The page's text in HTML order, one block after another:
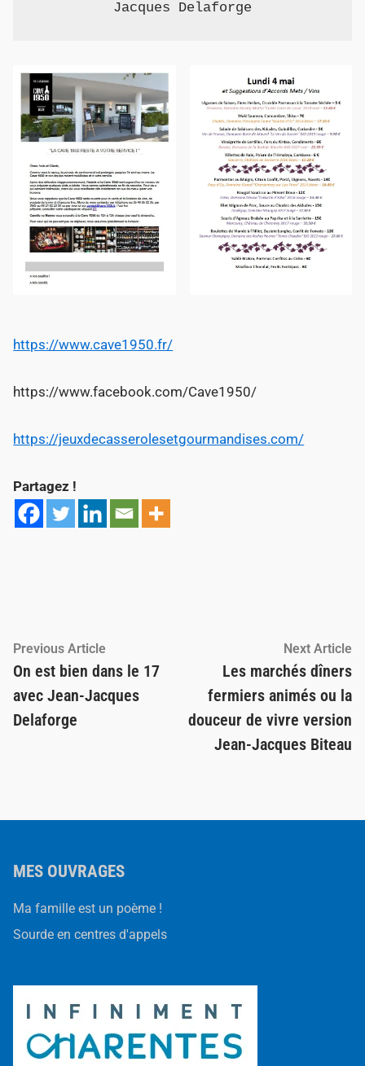
Jacques Delaforge
https://www.cave1950.fr/
https://www.facebook.com/Cave1950/
https://jeuxdecasserolesetgourmandises.com/
Partagez !
Navigation
de
l’article
Previous Article
article:
On est bien dans le 17
avec Jean-Jacques
Delaforge
Next Article
Les marchés dîners
fermiers animés ou la
douceur de vivre version
Jean-Jacques Biteau
MES OUVRAGES
Ma famille est un poème !
Sourde en centres d'appels